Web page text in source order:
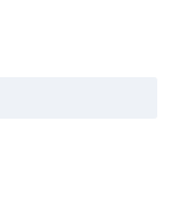
審查的貨幣形